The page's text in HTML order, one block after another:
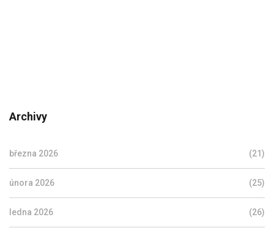
Archivy
března 2026 (21)
února 2026 (25)
ledna 2026 (26)